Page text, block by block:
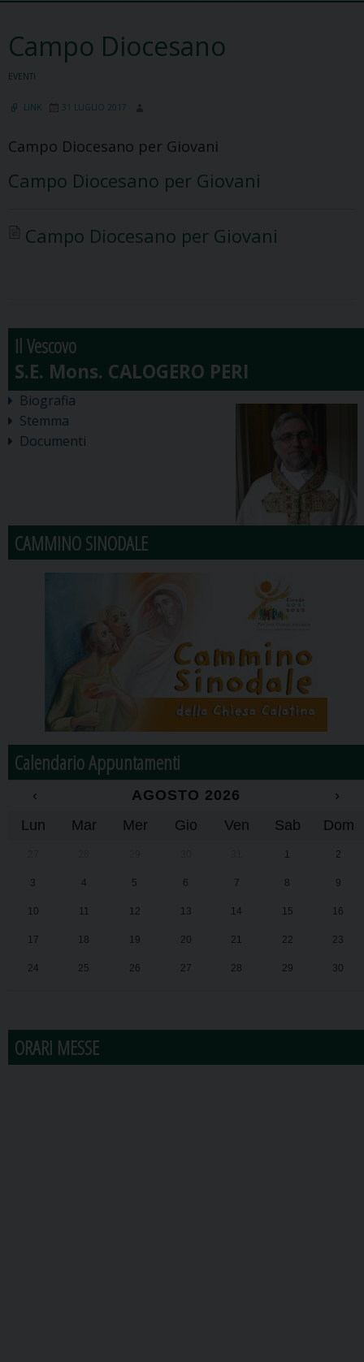
Campo Diocesano
EVENTI
LINK 31 LUGLIO 2017
Campo Diocesano per Giovani
Campo Diocesano per Giovani
Campo Diocesano per Giovani
Il Vescovo
Biografia
Stemma
Documenti
CAMMINO SINODALE
Calendario Appuntamenti
‹ AGOSTO 2026
›
Lun
Mar Mer Gio Ven Sab Dom
1 2
3 4 5 6 7 8 9
10 11 12 13 14 15 16
17 18 19 20 21 22 23
24 25 26 27 28 29 30
ORARI MESSE